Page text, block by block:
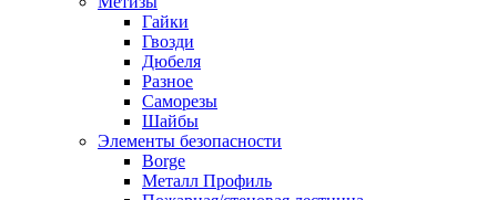
Гайки
Гвозди
Дюбеля
Разное
Саморезы
Шайбы
Элементы безопасности
Borge
Металл Профиль